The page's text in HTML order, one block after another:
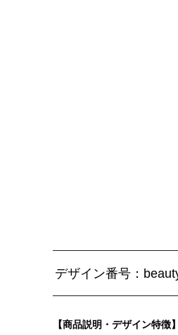
デザイン番号：
【商品説明・デザイン特徴】